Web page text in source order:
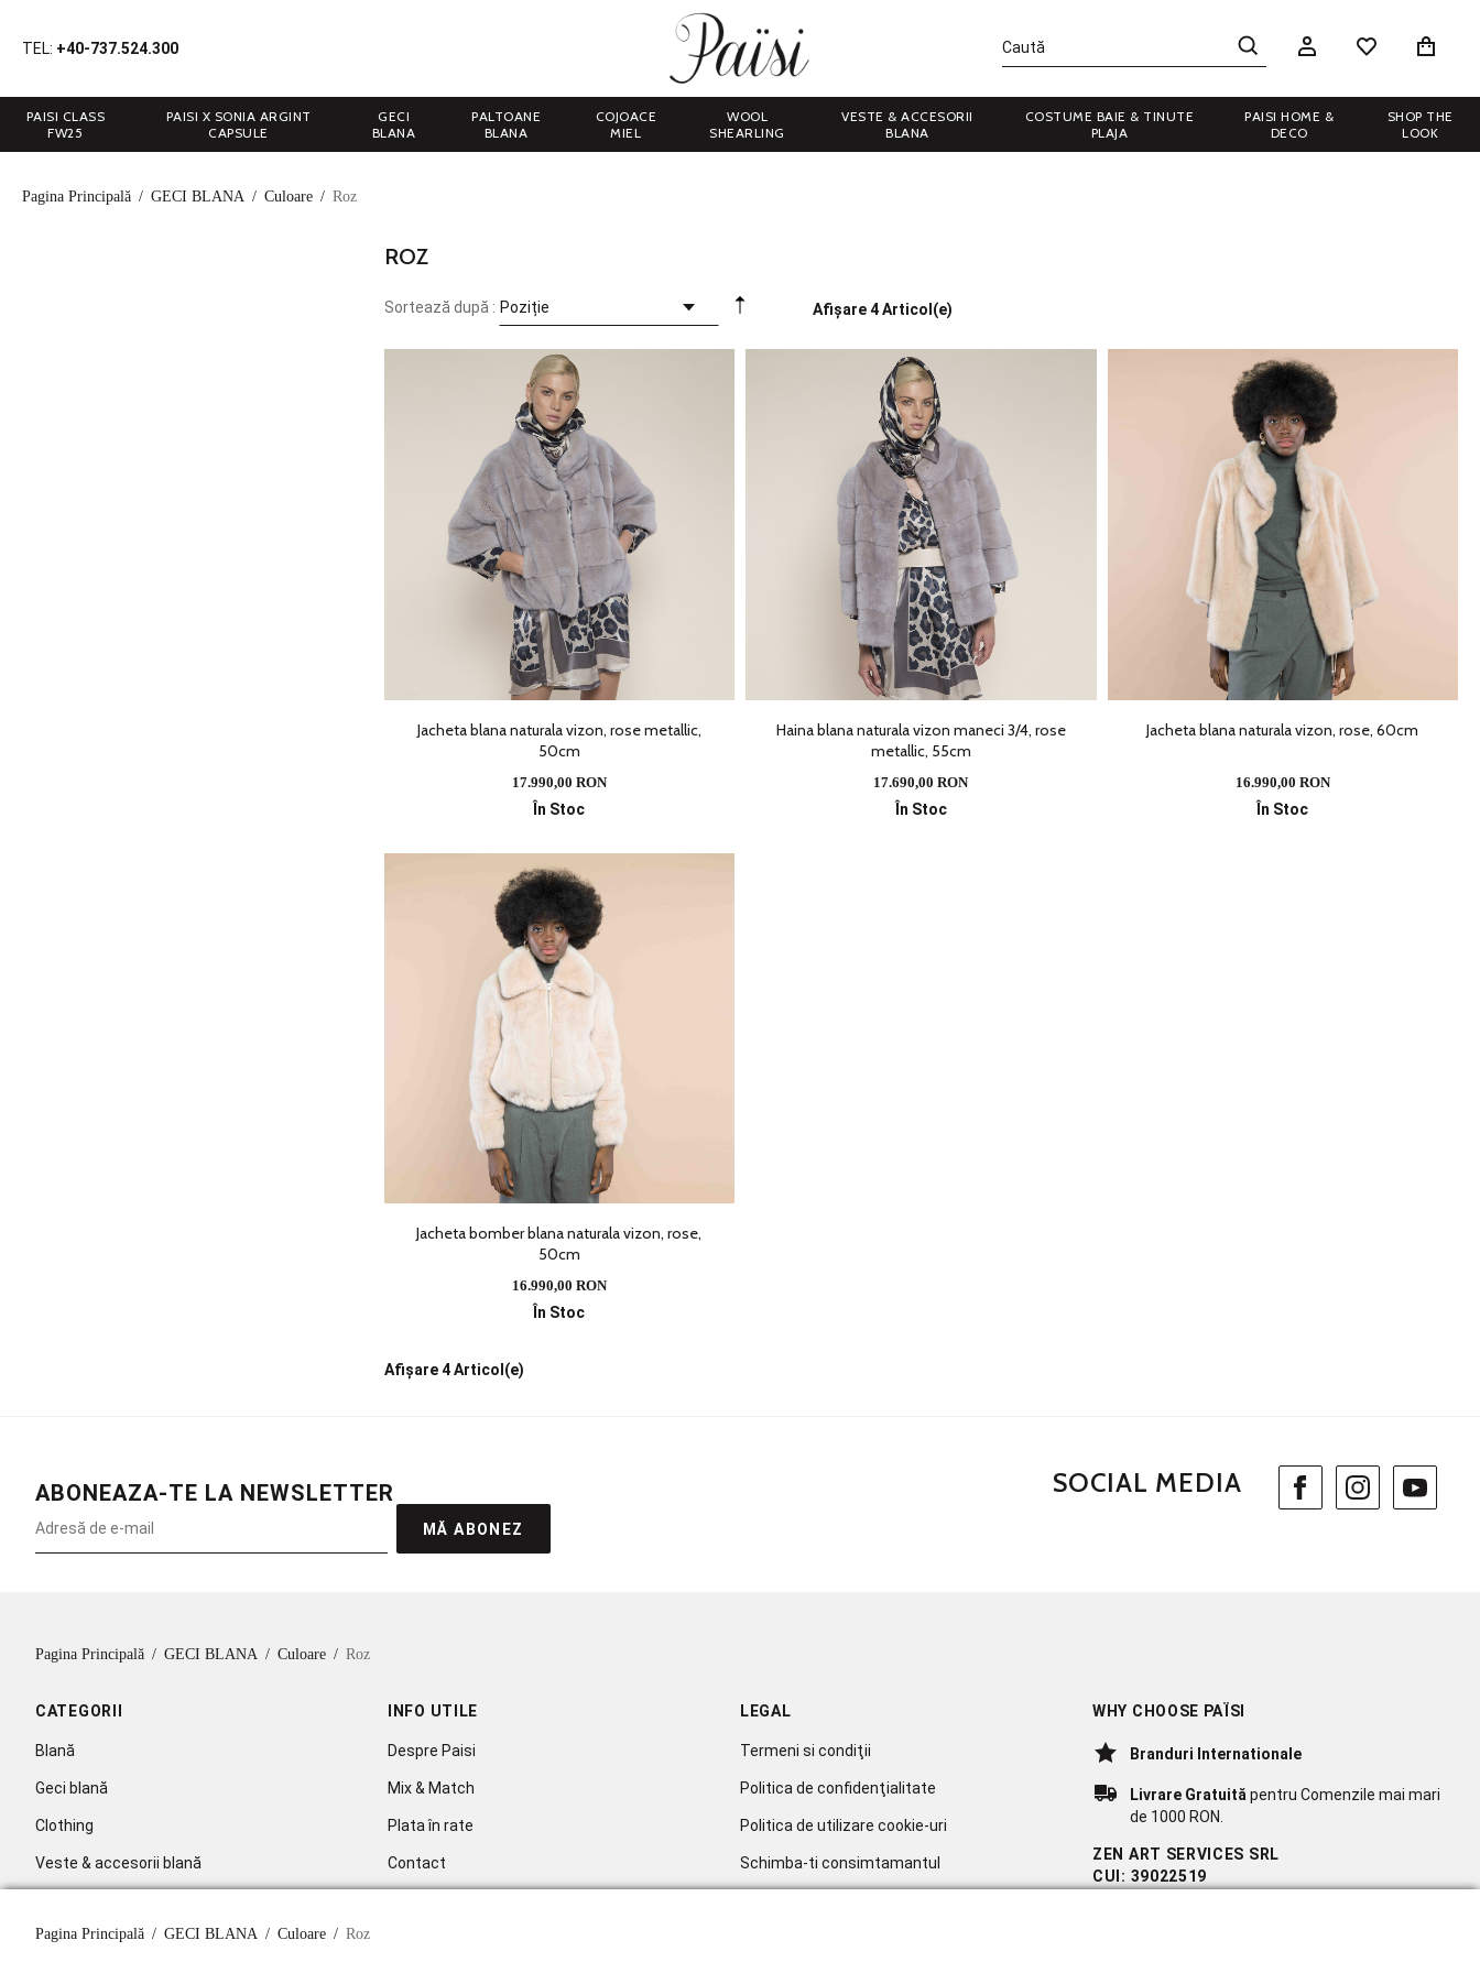
TEL: +40-737.524.300
PAISI CLASS
FW25
PAISI X SONIA ARGINT
CAPSULE
GECI
BLANA
PALTOANE
BLANA
COJOACE
MIEL
WOOL
SHEARLING
VESTE & ACCESORII
BLANA
COSTUME BAIE & TINUTE
PLAJA
PAISI HOME &
DECO
SHOP THE
LOOK
Pagina Principală / GECI BLANA / Culoare / Roz
ROZ
Sortează după : Afișare 4 Articol(e)
Jacheta blana naturala vizon, rose metallic,
50cm
17.990,00 RON
În Stoc
Haina blana naturala vizon maneci 3/4, rose
metallic, 55cm
17.690,00 RON
În Stoc
Jacheta blana naturala vizon, rose, 60cm
16.990,00 RON
În Stoc
Jacheta bomber blana naturala vizon, rose,
50cm
16.990,00 RON
În Stoc
Afișare 4 Articol(e)
ABONEAZA-TE LA NEWSLETTER
MĂ ABONEZ
SOCIAL MEDIA
Pagina Principală / GECI BLANA / Culoare / Roz
CATEGORII
Blană
Geci blană
Clothing
Veste & accesorii blană
INFO UTILE
Despre Paisi
Mix & Match
Plata în rate
Contact
LEGAL
Termeni si condiţii
Politica de confidenţialitate
Politica de utilizare cookie-uri
Schimba-ti consimtamantul
WHY CHOOSE PAÏSI
Branduri Internationale
Livrare Gratuită pentru Comenzile mai mari
de 1000 RON.
ZEN ART SERVICES SRL
CUI: 39022519
Pagina Principală / GECI BLANA / Culoare / Roz